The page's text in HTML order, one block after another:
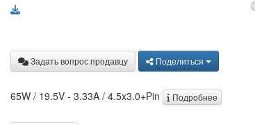
Задать вопрос продавцу Поделиться
65W / 19.5V - 3.33A / 4.5x3.0+Pin Подробнее